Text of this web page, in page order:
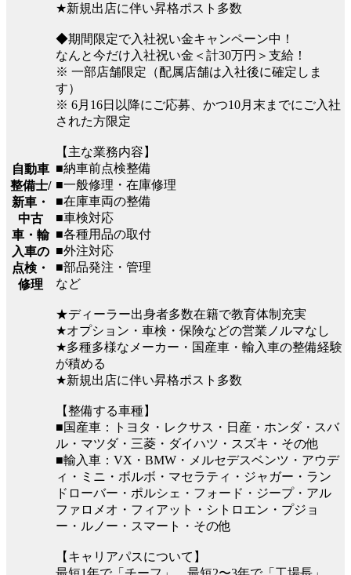
自動車
整備士/
新車・
中古
車・輸
入車の
点検・
修理
★新規出店に伴い昇格ポスト多数
◆期間限定で入社祝い金キャンペーン中！
なんと今だけ入社祝い金＜計30万円＞支給！
※ 一部店舗限定（配属店舗は入社後に確定しま
す）
※ 6月16日以降にご応募、かつ10月末までにご入社
された方限定
【主な業務内容】
■納車前点検整備
■一般修理・在庫修理
■在庫車両の整備
■車検対応
■各種用品の取付
■外注対応
■部品発注・管理
など
★ディーラー出身者多数在籍で教育体制充実
★オプション・車検・保険などの営業ノルマなし
★多種多様なメーカー・国産車・輸入車の整備経験
が積める
★新規出店に伴い昇格ポスト多数
【整備する車種】
■国産車：トヨタ・レクサス・日産・ホンダ・スバ
ル・マツダ・三菱・ダイハツ・スズキ・その他
■輸入車：VX・BMW・メルセデスベンツ・アウデ
ィ・ミニ・ボルボ・マセラティ・ジャガー・ラン
ドローバー・ポルシェ・フォード・ジープ・アル
ファロメオ・フィアット・シトロエン・プジョ
ー・ルノー・スマート・その他
【キャリアパスについて】